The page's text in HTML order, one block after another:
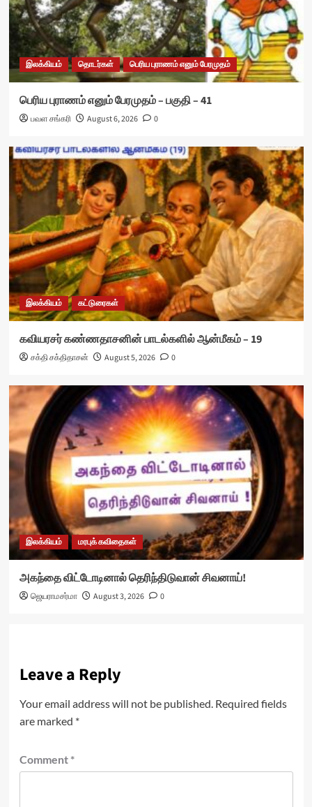
இலக்கியம் தொடர்கள் பெரிய புராணம் எனும் பேரமுதம்
பெரிய புராணம் எனும் பேரமுதம் – பகுதி – 41
பவள சங்கரி August 6, 2026 0
இலக்கியம் கட்டுரைகள்
கவியரசர் கண்ணதாசனின் பாடல்களில் ஆன்மீகம் – 19
சக்தி சக்திதாசன் August 5, 2026 0
இலக்கியம் மரபுக் கவிதைகள்
அகந்தை விட்டோடினால் தெரிந்திடுவான் சிவனாய்!
ஜெயராமசர்மா August 3, 2026 0
Leave a Reply
Your email address will not be published. Required fields
are marked *
Comment *